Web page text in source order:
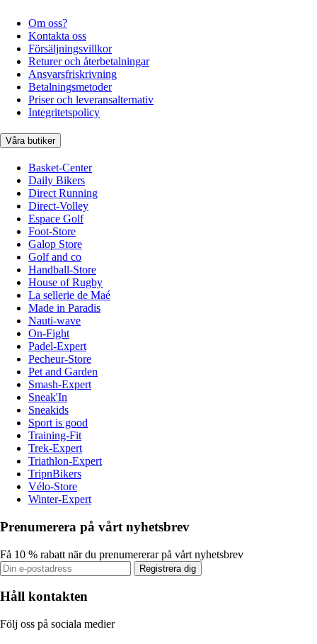
Om oss?
Kontakta oss
Försäljningsvillkor
Returer och återbetalningar
Ansvarsfriskrivning
Betalningsmetoder
Priser och leveransalternativ
Integritetspolicy
Våra butiker
Basket-Center
Daily Bikers
Direct Running
Direct-Volley
Espace Golf
Foot-Store
Galop Store
Golf and co
Handball-Store
House of Rugby
La sellerie de Maé
Made in Paradis
Nauti-wave
On-Fight
Padel-Expert
Pecheur-Store
Pet and Garden
Smash-Expert
Sneak'In
Sneakids
Sport is good
Training-Fit
Trek-Expert
Triathlon-Expert
TripnBikers
Vélo-Store
Winter-Expert
Prenumerera på vårt nyhetsbrev
Få 10 % rabatt när du prenumererar på vårt nyhetsbrev
Registrera dig
Håll kontakten
Följ oss på sociala medier